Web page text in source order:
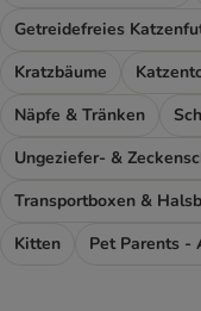
Getreidefreies
Kratzbäume
Näpfe & Tränken
Ungeziefer- &
Transportboxen &
Kitten
Pet Parents -